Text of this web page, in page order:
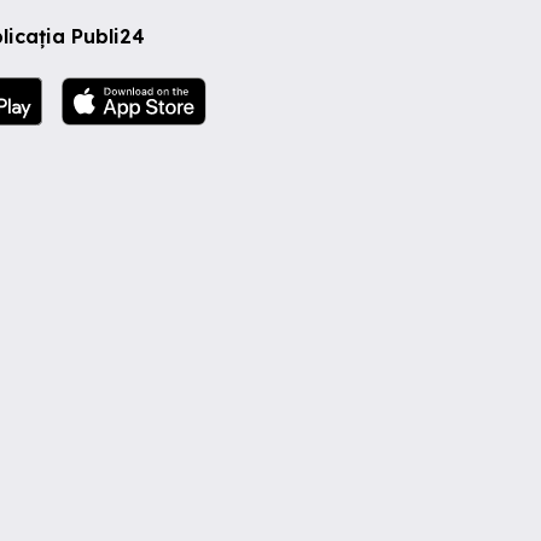
Publi24